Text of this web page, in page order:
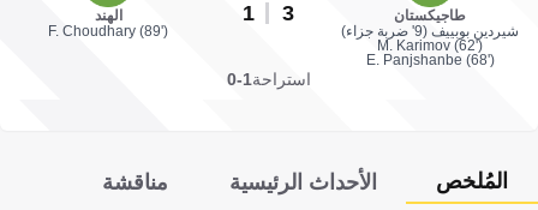
طاجيكستان
شيردين بوبييف (9' ضربة جزاء)
M. Karimov (62')
E. Panjshanbe (68')
3
1
الهند
F. Choudhary (89')
استراحة1-0
المُلخص الأحداث الرئيسية مناقشة